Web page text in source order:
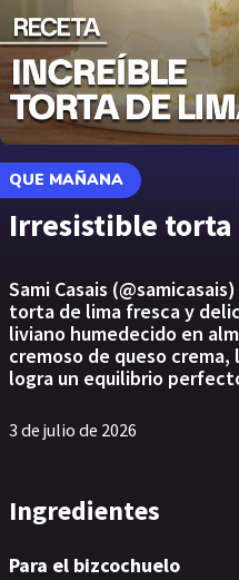
QUE MAÑANA
Irresistible torta
Sami Casais
torta de lima fresca y
liviano humedecido en
cremoso de queso
logra un equilibrio
3 de julio de 2026
Ingredientes
Para el bizcochuelo